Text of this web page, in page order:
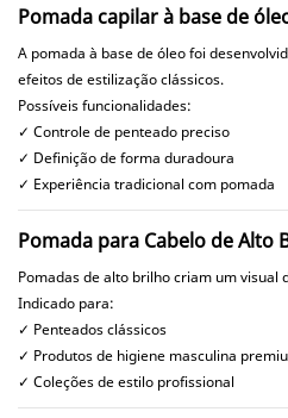
Pomada capilar à base de
A pomada à base de óleo foi
efeitos de estilização clássicos.
Possíveis funcionalidades:
✓ Controle de penteado preciso
✓ Definição de forma duradoura
✓ Experiência tradicional com pomada
Pomada para Cabelo de Alto
Pomadas de alto brilho criam um visual
Indicado para:
✓ Penteados clássicos
✓ Produtos de higiene masculina
✓ Coleções de estilo profissional